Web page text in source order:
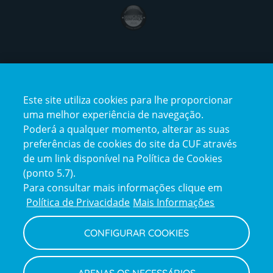
award4
certification2certification3
Reclamações
e
elogios
Política de Privacidade e Cookies
Termos e Condições
Este site utiliza cookies para lhe proporcionar
uma melhor experiência de navegação.
Poderá a qualquer momento, alterar as suas
preferências de cookies do site da CUF através
de um link disponível na Política de Cookies
(ponto 5.7).
Para consultar mais informações clique em
Política de Privacidade Mais Informações
CONFIGURAR COOKIES